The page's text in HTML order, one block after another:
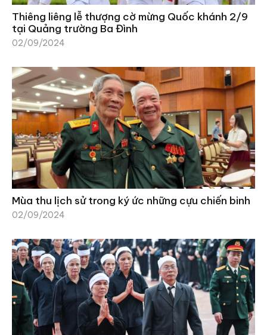
Thiêng liêng lễ thượng cờ mừng Quốc khánh 2/9
tại Quảng trường Ba Đình
02/09/2024
Mùa thu lịch sử trong ký ức những cựu chiến binh
02/09/2024